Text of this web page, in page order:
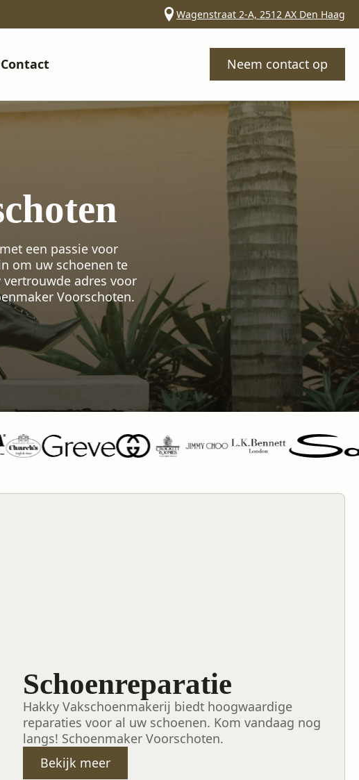
Wagenstraat 2-A, 2512 AX Den Haag
Contact Neem contact op
een passie voor
om uw schoenen te
adres voor
Voorschoten.
Schoenreparatie
Hakky Vakschoenmakerij biedt hoogwaardige
reparaties voor al uw schoenen. Kom vandaag nog
langs! Schoenmaker Voorschoten.
Bekijk meer